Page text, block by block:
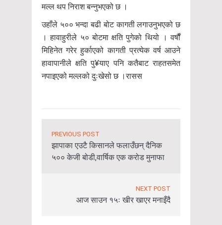
मल्ल थप निराश बन्नुभएको छ ।
उहाँले ५०० भन्दा बढी बोट कागती लगाउनुभएको छ
। हावाहुरीले ५० बोटमा क्षति पुगेको थियो । वर्षौं
मिहिनेत गरेर हुर्काएको कागती प्रत्येक वर्ष आउने
हावापानीले क्षति पु¥याए पनि कतैबाट राहतसमेत
नपाइएको मल्लको दुःखेसो छ ।रासस
PREVIOUS POST
झापाका एउटै किसानले फलाउँछन् दैनिक
५०० केजी बोडी,वार्षिक एक करोड मुनाफा
NEXT POST
आज साउन १५ः खीर खाएर मनाइँदै